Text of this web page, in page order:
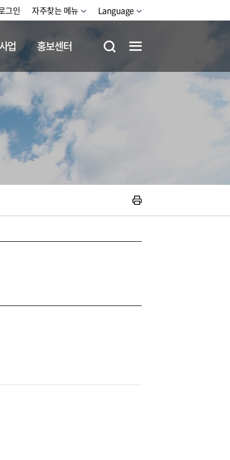
그인 자주찾는 메뉴 Language
업 홍보센터